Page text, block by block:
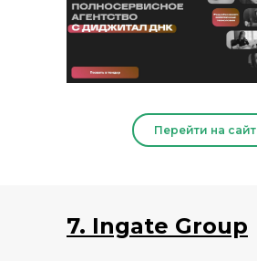
Перейти на сайт
7. Ingate Group